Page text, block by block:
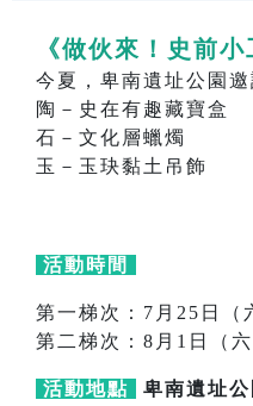
《做伙來！史前小
今夏，卑南遺址公園
陶－史在有趣藏寶盒
石－文化層蠟燭
玉－玉玦黏土吊飾
活動時間
第一梯次：7月25日（
第二梯次：8月1日（
活動地點 卑南遺址公